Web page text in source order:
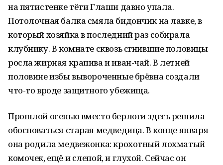
на пятистенке тёти Глаши давно упала.
Потолочная балка смяла бидончик на лавке, в
который хозяйка в последний раз собирала
клубнику. В комнате сквозь сгнившие половицы
росла жирная крапива и иван-чай. В летней
половине избы вывороченные брёвна создали
что-то вроде защитного убежища.
Прошлой осенью вместо берлоги здесь решила
обосноваться старая медведица. В конце января
она родила медвежонка: крохотный лохматый
комочек, ещё и слепой, и глухой. Сейчас он